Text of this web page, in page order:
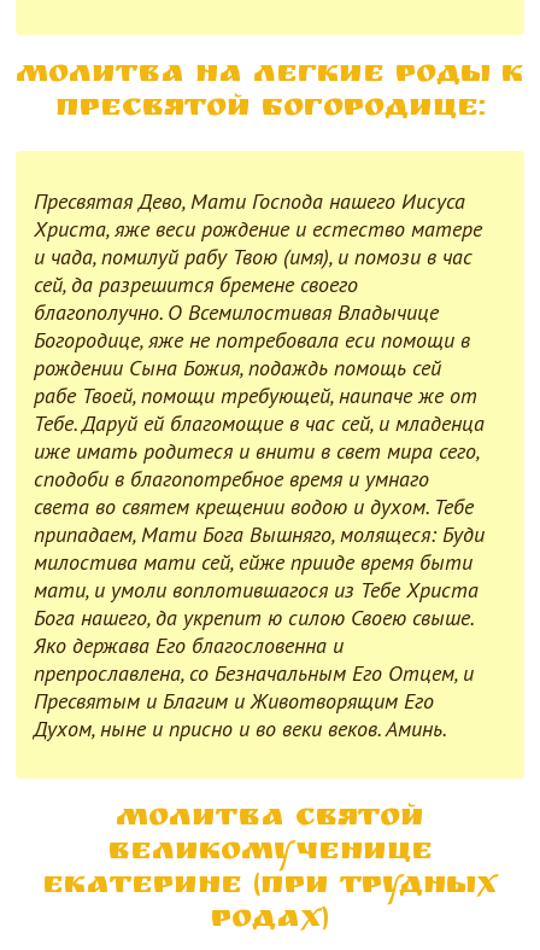
Молитва на легкие роды к
Пресвятой Богородице:
Пресвятая Дево, Мати Господа нашего Иисуса
Христа, яже веси рождение и естество матере
и чада, помилуй рабу Твою (имя), и помози в час
сей, да разрешится бремене своего
благополучно. О Всемилостивая Владычице
Богородице, яже не потребовала еси помощи в
рождении Сына Божия, подаждь помощь сей
рабе Твоей, помощи требующей, наипаче же от
Тебе. Даруй ей благомощие в час сей, и младенца
иже имать родитеся и внити в свет мира сего,
сподоби в благопотребное время и умнаго
света во святем крещении водою и духом. Тебе
припадаем, Мати Бога Вышняго, молящеся: Буди
милостива мати сей, ейже прииде время быти
мати, и умоли воплотившагося из Тебе Христа
Бога нашего, да укрепит ю силою Своею свыше.
Яко держава Его благословенна и
препрославлена, со Безначальным Его Отцем, и
Пресвятым и Благим и Животворящим Его
Духом, ныне и присно и во веки веков. Аминь.
Молитва Святой
великомученице
Екатерине (при трудных
родах)